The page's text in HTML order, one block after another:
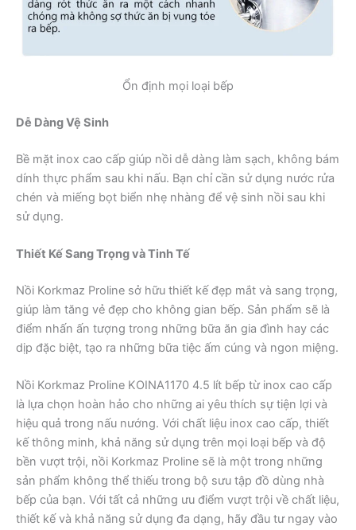
Ổn định mọi loại bếp
Dễ Dàng Vệ Sinh
Bề mặt inox cao cấp giúp nồi dễ dàng làm sạch, không bám
dính thực phẩm sau khi nấu. Bạn chỉ cần sử dụng nước rửa
chén và miếng bọt biển nhẹ nhàng để vệ sinh nồi sau khi
sử dụng.
Thiết Kế Sang Trọng và Tinh Tế
Nồi Korkmaz Proline sở hữu thiết kế đẹp mắt và sang trọng,
giúp làm tăng vẻ đẹp cho không gian bếp. Sản phẩm sẽ là
điểm nhấn ấn tượng trong những bữa ăn gia đình hay các
dịp đặc biệt, tạo ra những bữa tiệc ấm cúng và ngon miệng.
Nồi Korkmaz Proline KOINA1170 4.5 lít bếp từ inox cao cấp
là lựa chọn hoàn hảo cho những ai yêu thích sự tiện lợi và
hiệu quả trong nấu nướng. Với chất liệu inox cao cấp, thiết
kế thông minh, khả năng sử dụng trên mọi loại bếp và độ
bền vượt trội, nồi Korkmaz Proline sẽ là một trong những
sản phẩm không thể thiếu trong bộ sưu tập đồ dùng nhà
bếp của bạn. Với tất cả những ưu điểm vượt trội về chất liệu,
thiết kế và khả năng sử dụng đa dạng, hãy đầu tư ngay vào